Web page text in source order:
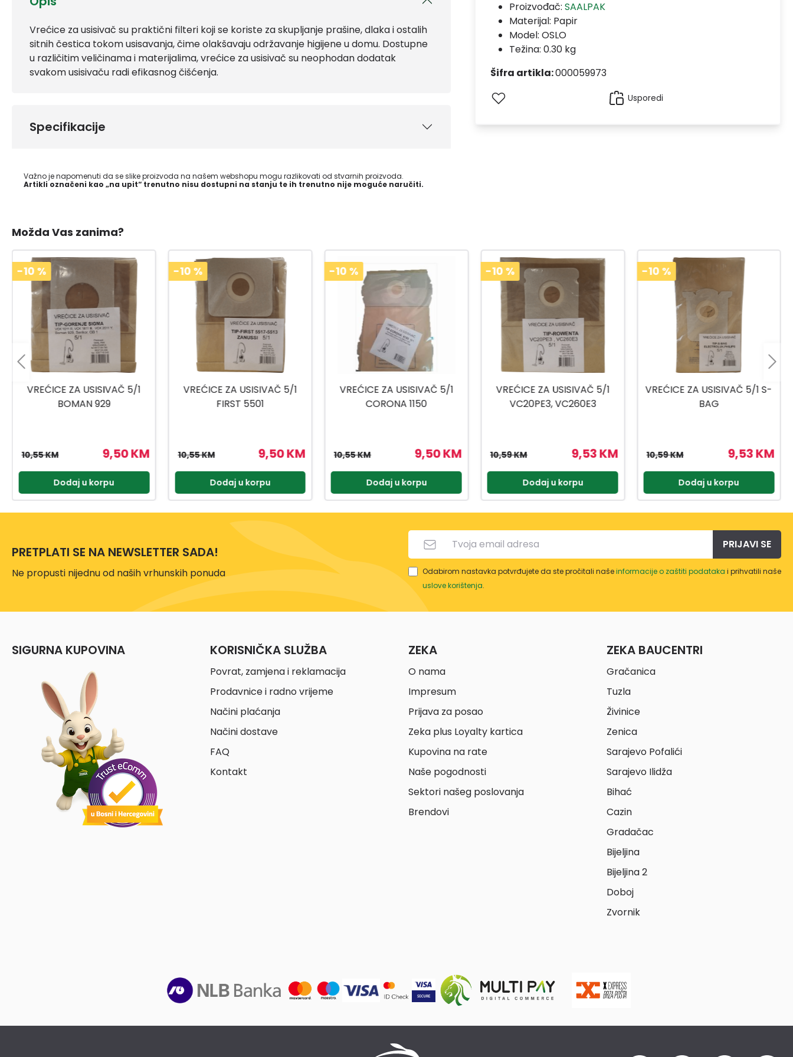
Vrećice za usisivač su praktični filteri koji se koriste za skupljanje prašine, dlaka i ostalih
sitnih čestica tokom usisavanja, čime olakšavaju održavanje higijene u domu. Dostupne
u različitim veličinama i materijalima, vrećice za usisivač su neophodan dodatak
svakom usisivaču radi efikasnog čišćenja.
Specifikacije
Važno je napomenuti da se slike proizvoda na našem webshopu mogu razlikovati od stvarnih proizvoda.
Artikli označeni kao „na upit“ trenutno nisu dostupni na stanju te ih trenutno nije moguće naručiti.
Proizvođač: SAALPAK
Materijal: Papir
Model: OSLO
Težina: 0.30 kg
Šifra artikla:000059973
Usporedi
Možda Vas zanima?
-10 %
VREĆICE ZA USISIVAČ 5/1
FIRST 5501
9,50 KM
10,55 KM
Dodaj u korpu
-10 %
VREĆICE ZA USISIVAČ 5/1
CORONA 1150
9,50 KM
10,55 KM
Dodaj u korpu
-10 %
VREĆICE ZA USISIVAČ 5/1
VC20PE3, VC260E3
9,53 KM
10,59 KM
Dodaj u korpu
-10 %
VREĆICE ZA USISIVAČ 5/1 S-
BAG
9,53 KM
10,59 KM
Dodaj u korpu
-10 %
VREĆICE ZA USISIVAČ 3/1
HEPA M
9,53 KM
10,59 KM
Dodaj u korpu
PRETPLATI SE NA NEWSLETTER SADA!
Ne propusti nijednu od naših vrhunskih ponuda
PRIJAVI SE
Odabirom nastavka potvrđujete da ste pročitali našeinformacije o zaštiti podataka i prihvatili naše
uslove korištenja.
SIGURNA KUPOVINA KORISNIČKA SLUŽBA
Povrat, zamjena i reklamacija
Prodavnice i radno vrijeme
Načini plaćanja
Načini dostave
FAQ
Kontakt
ZEKA
O nama
Impresum
Prijava za posao
Zeka plus Loyalty kartica
Kupovina na rate
Naše pogodnosti
Sektori našeg poslovanja
Brendovi
ZEKA BAUCENTRI
Gračanica
Tuzla
Živinice
Zenica
Sarajevo Pofalići
Sarajevo Ilidža
Bihać
Cazin
Gradačac
Bijeljina
Bijeljina 2
Doboj
Zvornik